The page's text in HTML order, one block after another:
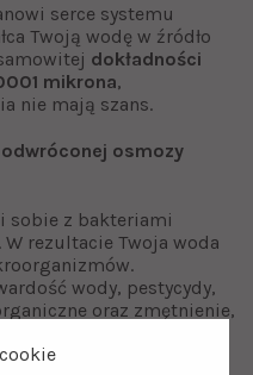
serce systemu
Twoją wodę w źródło
dokładności
mikrona,
nie mają szans.
osmozy
sobie z bakteriami
rezultacie Twoja woda
wody, pestycydy,
oraz zmętnienie,
najwyższe standardy